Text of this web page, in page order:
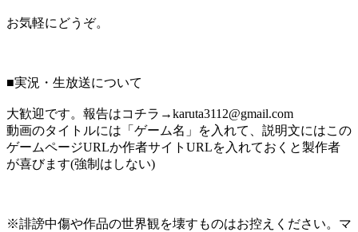
お気軽にどうぞ。
■実況・生放送について
大歓迎です。報告はコチラ→karuta3112@gmail.com
動画のタイトルには「ゲーム名」を入れて、説明文にはこの
ゲームページURLか作者サイトURLを入れておくと製作者
が喜びます(強制はしない)
※誹謗中傷や作品の世界観を壊すものはお控えください。マ